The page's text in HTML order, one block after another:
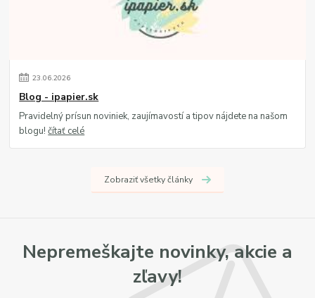
23.06.2026
Blog - ipapier.sk
Pravidelný prísun noviniek, zaujímavostí a tipov nájdete na našom
blogu!čítať celé
Zobraziť všetky články
Nepremeškajte novinky, akcie a
zľavy!